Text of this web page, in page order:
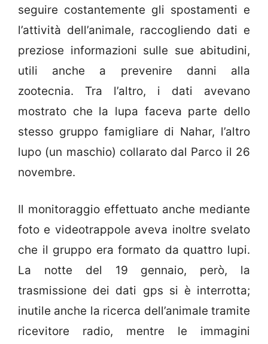
seguire costantemente gli spostamenti e
l’attività dell’animale, raccogliendo dati e
preziose informazioni sulle sue abitudini,
utili anche a prevenire danni alla
zootecnia. Tra l’altro, i dati avevano
mostrato che la lupa faceva parte dello
stesso gruppo famigliare di Nahar, l’altro
lupo (un maschio) collarato dal Parco il 26
novembre.
Il monitoraggio effettuato anche mediante
foto e videotrappole aveva inoltre svelato
che il gruppo era formato da quattro lupi.
La notte del 19 gennaio, però, la
trasmissione dei dati gps si è interrotta;
inutile anche la ricerca dell’animale tramite
ricevitore radio, mentre le immagini